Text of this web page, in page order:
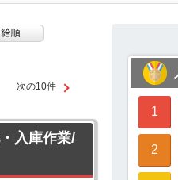
次の10件
入庫作業/
1
2